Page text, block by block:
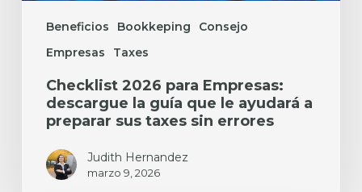
Beneficios Bookkeping
Consejo
Empresas
Taxes
taxes
errores
Checklist 2026 para Empresas:
descargue la guía que le ayudará a
preparar sus taxes sin errores
Judith Hernandez
marzo 9, 2026